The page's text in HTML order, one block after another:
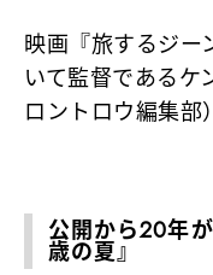
映画『旅するジー
いて監督であるケ
ロントロウ編集部）
公開から20年
歳の夏』